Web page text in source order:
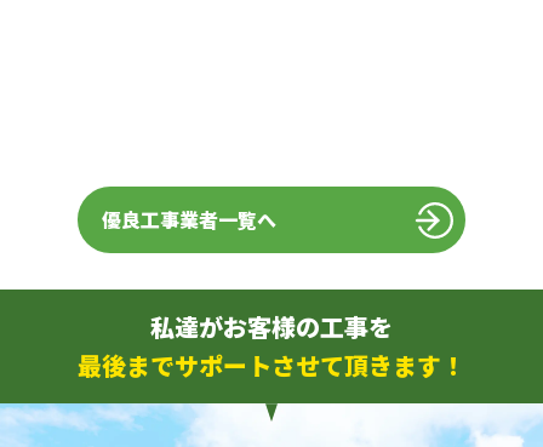
優良工事業者一覧へ
私達がお客様の工事を
最後までサポートさせて頂きます！